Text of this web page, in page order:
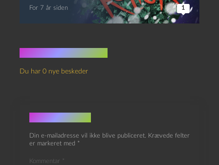
For 7 år siden 1
Du har 0 nye beskeder
Skriv et svar
Din e-mailadresse vil ikke blive publiceret. Krævede felter
er markeret med *
Kommentar *